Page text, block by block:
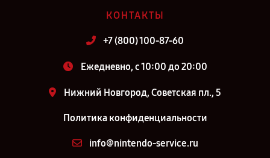
КОНТАКТЫ
+7 (800) 100-87-60
Ежедневно, с 10:00 до 20:00
Нижний Новгород, Советская пл., 5
Политика конфиденциальности
info@nintendo-service.ru